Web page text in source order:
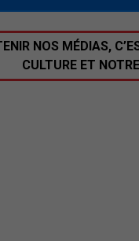
NOS MÉDIAS,
CULTURE ET